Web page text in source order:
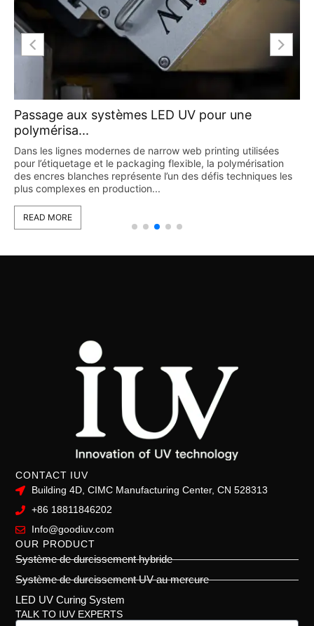
Passage aux systèmes LED UV pour une
polymérisa...
Dans les lignes modernes de narrow web printing utilisées
pour l’étiquetage et le packaging flexible, la polymérisation
des encres blanches représente l’un des défis techniques les
plus complexes en production...
READ MORE
CONTACT IUV
Building 4D, CIMC Manufacturing Center, CN 528313
+86 18811846202
Info@goodiuv.com
OUR PRODUCT
Système de durcissement hybride
Système de durcissement UV au mercure
LED UV Curing System
TALK TO IUV EXPERTS